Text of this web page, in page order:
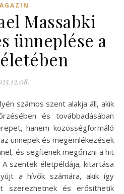
Massabki
ünneplése a
és továbbadásában
hanem közösségformáló
ünnepek és megemlékezések
és segítenek megőrizni a hit
szentek életpéldája, kitartása
a hívők számára, akik így
szerezhetnek és erősíthetik